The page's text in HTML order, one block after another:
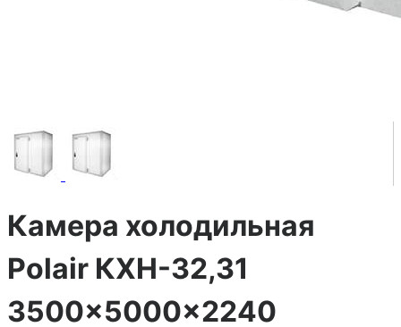
Камера холодильная
Polair КХН-32,31
3500×5000×2240